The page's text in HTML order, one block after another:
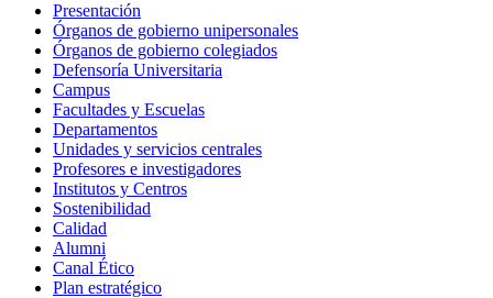
Presentación
Órganos de gobierno unipersonales
Órganos de gobierno colegiados
Defensoría Universitaria
Campus
Facultades y Escuelas
Departamentos
Unidades y servicios centrales
Profesores e investigadores
Institutos y Centros
Sostenibilidad
Calidad
Alumni
Canal Ético
Plan estratégico